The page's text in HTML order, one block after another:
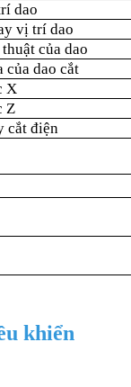
dao
vị trí dao
của dao
của dao cắt
X
Z
cắt điện
khiển